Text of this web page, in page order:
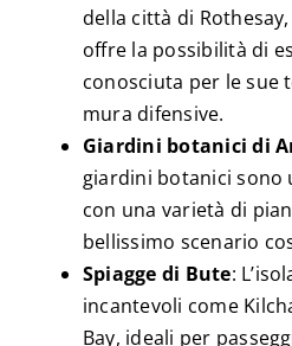
della città di
offre la possibilità di
conosciuta per le sue
mura difensive.
Giardini botanici di
giardini botanici sono
con una varietà di
bellissimo scenario
Spiagge di Bute:
incantevoli come
Bay, ideali per